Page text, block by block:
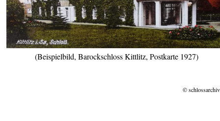
(Beispielbild, Barockschloss Kittlitz, Postkarte 1927)
©